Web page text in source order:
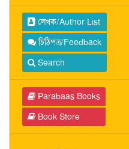
লেখক/Author List
চিঠিপত্র/Feedback
Search
Parabaas Books
Book Store